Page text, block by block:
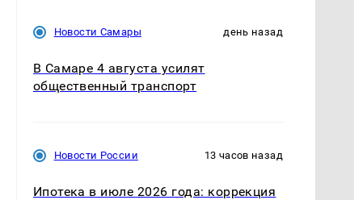
Новости Самары день назад
В Самаре 4 августа усилят
общественный транспорт
Новости России 13 часов назад
Ипотека в июле 2026 года: коррекция